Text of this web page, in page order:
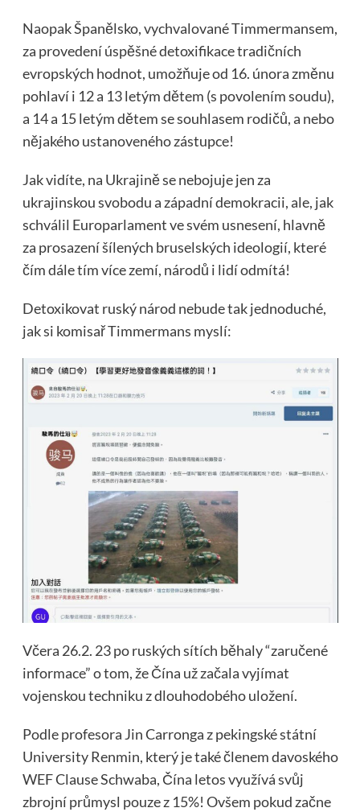
Naopak Španělsko, vychvalované Timmermansem,
za provedení úspěšné detoxifikace tradičních
evropských hodnot, umožňuje od 16. února změnu
pohlaví i 12 a 13 letým dětem (s povolením soudu),
a 14 a 15 letým dětem se souhlasem rodičů, a nebo
nějakého ustanoveného zástupce!
Jak vidíte, na Ukrajině se nebojuje jen za
ukrajinskou svobodu a západní demokracii, ale, jak
schválil Europarlament ve svém usnesení, hlavně
za prosazení šílených bruselských ideologií, které
čím dále tím více zemí, národů i lidí odmítá!
Detoxikovat ruský národ nebude tak jednoduché,
jak si komisař Timmermans myslí:
Včera 26.2. 23 po ruských sítích běhaly “zaručené
informace” o tom, že Čína už začala vyjímat
vojenskou techniku z dlouhodobého uložení.
Podle profesora Jin Carronga z pekingské státní
University Renmin, který je také členem davoského
WEF Clause Schwaba, Čína letos využívá svůj
zbrojní průmysl pouze z 15%! Ovšem pokud začne